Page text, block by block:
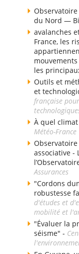
du Nord —
avalanches
France, les
les
Outils et
et
française
À quel climat
Météo-France
associative -
Assurances
"Cordons
robustesse
d'études et
mobilité et
"Évaluer la
séisme" -